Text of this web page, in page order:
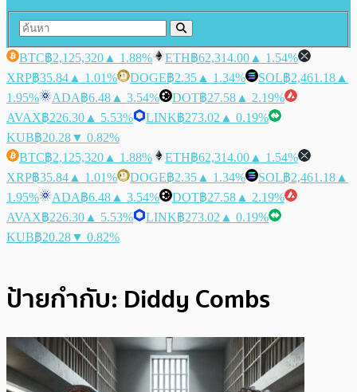
BTC฿2,125,320 ▲ 1.88% ETH฿62,314.00 ▲ 1.54%
XRP฿35.84 ▲ 1.01% DOGE฿2.35 ▲ 1.34% SOL฿2,461.18 ▲
1.95%
ADA฿6.48 ▲ 3.54% DOT฿27.58 ▲ 2.19%
AVAX฿226.30 ▲ 5.53% LINK฿273.02 ▲ 0.19%
KUB฿20.28▼ 0.82%
BTC฿2,125,320 ▲ 1.88% ETH฿62,314.00 ▲ 1.54%
XRP฿35.84 ▲ 1.01% DOGE฿2.35 ▲ 1.34% SOL฿2,461.18 ▲
1.95%
ADA฿6.48 ▲ 3.54% DOT฿27.58 ▲ 2.19%
AVAX฿226.30 ▲ 5.53% LINK฿273.02 ▲ 0.19%
KUB฿20.28▼ 0.82%
ป้ายกำกับ: Diddy Combs